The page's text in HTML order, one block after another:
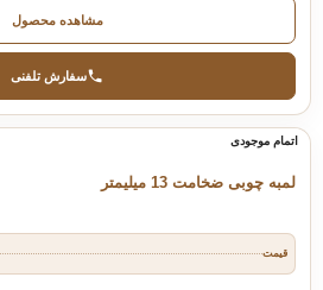
مشاهده محصول
سفارش تلفنی
اتمام موجودی
لمبه چوبی ضخامت 13 میلیمتر
قیمت